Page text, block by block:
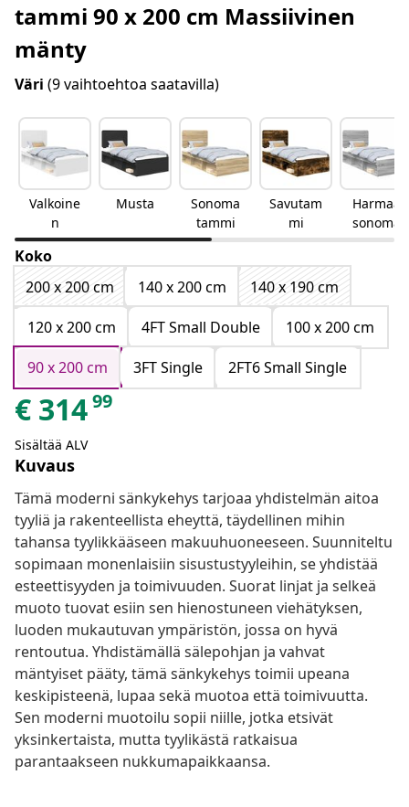
tammi 90 x 200 cm Massiivinen
mänty
Väri (9 vaihtoehtoa saatavilla)
Valkoine
n
Musta
Sonoma
tammi
Savutam
mi
Harmaa
sonoma
Koko
200 x 200 cm
140 x 200 cm
140 x 190 cm
120 x 200 cm
4FT Small Double
100 x 200 cm
90 x 200 cm
3FT Single 2FT6 Small Single
€ 31499
Sisältää ALV
Kuvaus
Tämä moderni sänkykehys tarjoaa yhdistelmän aitoa
tyyliä ja rakenteellista eheyttä, täydellinen mihin
tahansa tyylikkääseen makuuhuoneeseen. Suunniteltu
sopimaan monenlaisiin sisustustyyleihin, se yhdistää
esteettisyyden ja toimivuuden. Suorat linjat ja selkeä
muoto tuovat esiin sen hienostuneen viehätyksen,
luoden mukautuvan ympäristön, jossa on hyvä
rentoutua. Yhdistämällä sälepohjan ja vahvat
mäntyiset pääty, tämä sänkykehys toimii upeana
keskipisteenä, lupaa sekä muotoa että toimivuutta.
Sen moderni muotoilu sopii niille, jotka etsivät
yksinkertaista, mutta tyylikästä ratkaisua
parantaakseen nukkumapaikkaansa.